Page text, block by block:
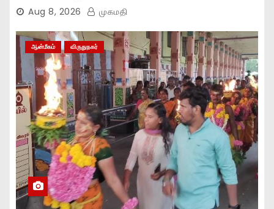
Aug 8, 2026 முகமதி
ஆன்மீகம் விருதுநகர்